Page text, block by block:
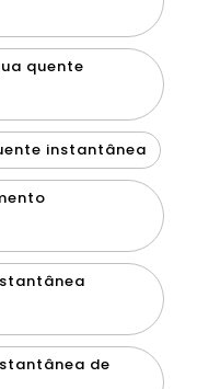
quente
instantânea
de